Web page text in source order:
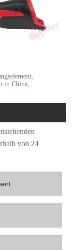
in China,
von 24